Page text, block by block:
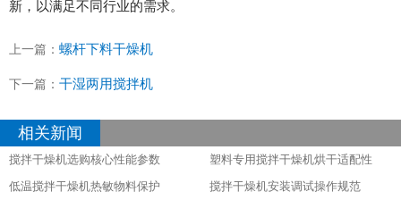
新，以满足不同行业的需求。
上一篇： 螺杆下料干燥机
下一篇： 干湿两用搅拌机
相关新闻
搅拌干燥机选购核心性能参数
塑料专用搅拌干燥机烘干适配性
低温搅拌干燥机热敏物料保护
搅拌干燥机安装调试操作规范